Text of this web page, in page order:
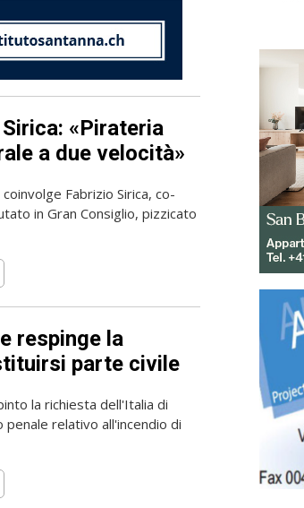
«Pirateria
a due velocità»
Fabrizio Sirica, co-
in Gran Consiglio, pizzicato
respinge la
parte civile
la richiesta dell'Italia di
relativo all'incendio di